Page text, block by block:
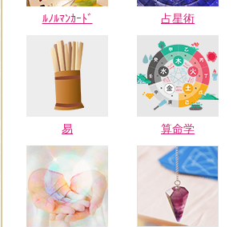
ﾙﾉﾙﾏﾝｶｰﾄﾞ 占星術
易 算命学